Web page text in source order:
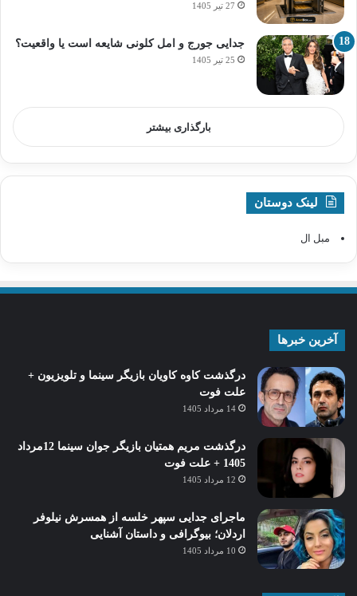
27 تیر 1405
جدایی جورج و امل کلونی شایعه است یا واقعیت؟
25 تیر 1405
بارگذاری بیشتر
لینک دوستان
مبل ال
آخرین خبرها
درگذشت کاوه کاویان بازیگر سینما و تلویزیون +
علت فوت
14 مرداد 1405
درگذشت مریم همتیان بازیگر جوان سینما 12مرداد
1405 + علت فوت
12 مرداد 1405
ماجرای جدایی سپهر خلسه از همسرش نیلوفر
اردلان؛ بیوگرافی و داستان آشنایی
10 مرداد 1405